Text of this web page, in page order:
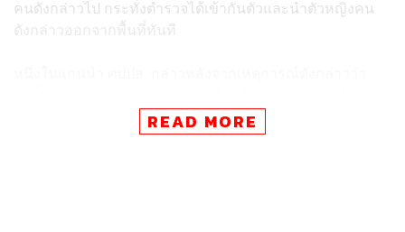
คนดังกล่าวไป กระทั่งตำรวจได้เข้ากันตัวและนำตัวหญิงคน
ดังกล่าวออกจากพื้นที่ทันที
ใคร เขามาชูสามนิ้วจริง แต่เราคุมกันได้ วันนี้ไม่ได้ภาพ
ความรุนแรงจากเราแน่นอน เราไม่ต้องการให้เกิดความ
READ MORE